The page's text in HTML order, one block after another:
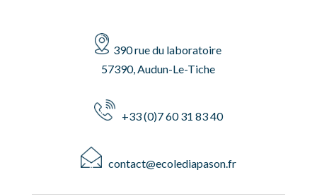
390 rue du laboratoire
57390, Audun-Le-Tiche
+33 (0)7 60 31 83 40
contact@ecolediapason.fr